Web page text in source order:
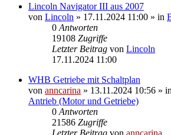
Lincoln Navigator III aus 2007
von Lincoln » 17.11.2024 11:00 » in
0 Antworten
19108 Zugriffe
Letzter Beitrag von Lincoln
17.11.2024 11:00
WHB Getriebe mit Schaltplan
von anncarina » 13.11.2024 10:56 » in
Antrieb (Motor und Getriebe)
0 Antworten
21586 Zugriffe
Letzter Beitrag von anncarina